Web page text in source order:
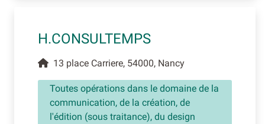
H.CONSULTEMPS
13 place Carriere, 54000, Nancy
Toutes opérations dans le domaine de la
communication, de la création, de
l'édition (sous traitance), du design